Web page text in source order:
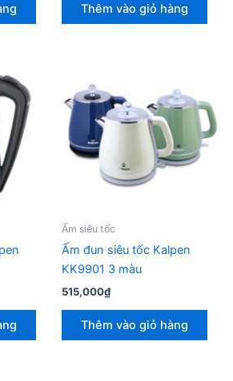
Thêm vào giỏ hàng
Ấm siêu tốc
Ấm đun siêu tốc Kalpen
KK9901 3 màu
515,000₫
Thêm vào giỏ hàng